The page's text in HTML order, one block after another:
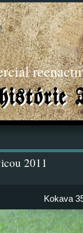
2011
Kokava